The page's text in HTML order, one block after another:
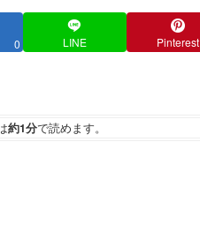
0 LINE Pinterest
約1分で読めます。